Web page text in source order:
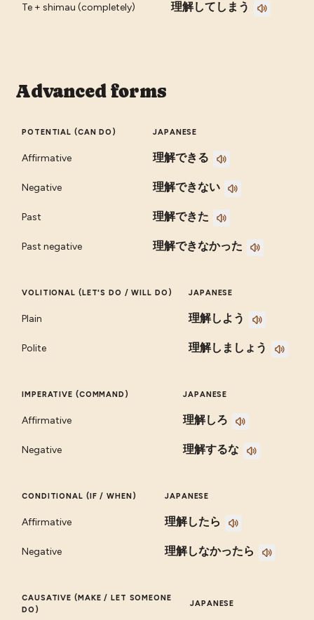
Te + shimau (completely) 理解してしまう
Advanced forms
POTENTIAL (CAN DO) JAPANESE
Affirmative 理解できる
Negative 理解できない
Past 理解できた
Past negative 理解できなかった
VOLITIONAL (LET'S DO / WILL DO) JAPANESE
Plain 理解しよう
Polite 理解しましょう
IMPERATIVE (COMMAND) JAPANESE
Affirmative 理解しろ
Negative 理解するな
CONDITIONAL (IF / WHEN) JAPANESE
Affirmative 理解したら
Negative 理解しなかったら
CAUSATIVE (MAKE / LET SOMEONE
DO)
JAPANESE